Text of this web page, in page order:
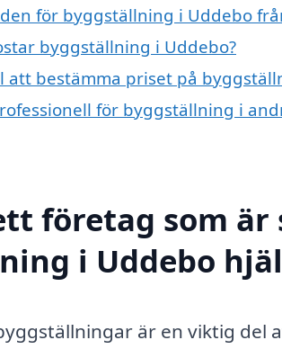
för byggställning i Uddebo
byggställning i Uddebo?
att bestämma priset på
för byggställning i
företag som är
i Uddebo
är en viktig del